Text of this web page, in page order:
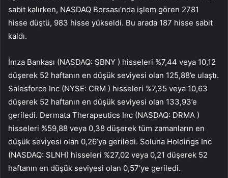
sabit kalırken, NASDAQ Borsası’nda işlem gören 2781
hisse düştü, 983 hisse yükseldi. Bu arada 187 hisse sabit
kaldı.
İmza Bankası (NASDAQ: SBNY ) hisseleri %7,44 veya 10,12
düşerek 52 haftanın en düşük seviyesi olan 125,88’e ulaştı.
Salesforce Inc (NYSE: CRM ) hisseleri %7,35 veya 10,63
düşerek 52 haftanın en düşük seviyesi olan 133,93’e
geriledi. Dermata Therapeutics Inc (NASDAQ: DRMA )
hisseleri %59,88 veya 0,38 düşerek tüm zamanların en
düşük seviyesi olan 0,26’ya geriledi. Soluna Holdings Inc
(NASDAQ: SLNH) hisseleri %27,02 veya 0,21 düşerek 52
haftanın en düşük seviyesi olan 0,57’ye geriledi.